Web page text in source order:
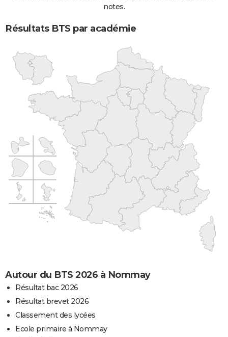
notes.
Résultats BTS par académie
Autour du BTS 2026 à Nommay
Résultat bac 2026
Résultat brevet 2026
Classement des lycées
Ecole primaire à Nommay